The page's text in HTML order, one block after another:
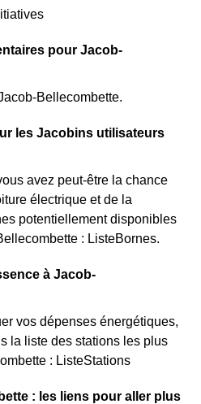
pour Jacob-
Bellecombette.
les Jacobins utilisateurs
avez peut-être la chance
électrique et de la
potentiellement disponibles
: ListeBornes.
à Jacob-
vos dépenses énergétiques,
la liste des stations les plus
: ListeStations
: les liens pour aller plus